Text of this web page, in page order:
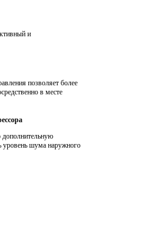
и
позволяет более
в месте
уровень шума наружного